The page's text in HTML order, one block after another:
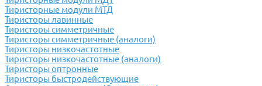
Тиристорные модули МТД
Тиристоры лавинные
Тиристоры симметричные
Тиристоры симметричные (аналоги)
Тиристоры низкочастотные
Тиристоры низкочастотные (аналоги)
Тиристоры оптронные
Тиристоры быстродействующие